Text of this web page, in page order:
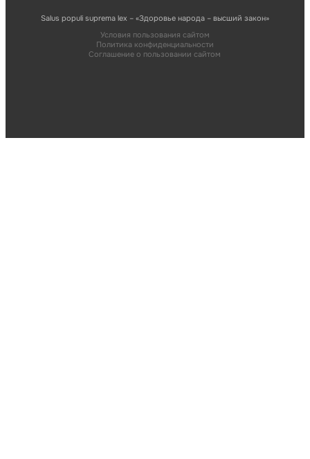
Salus populi suprema lex – «Здоровье народа – высший закон»
Условия пользования сайтом
Политика конфиденциальности
Соглашение о пользовании сайтом